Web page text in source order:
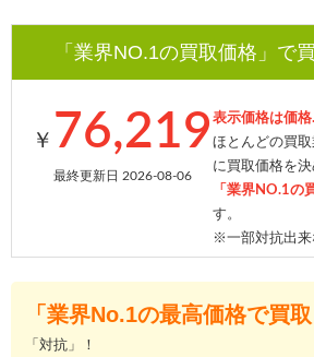
「業界NO.1の買取価格」で
￥ 76,219
最終更新日 2026-08-06
表示価格は価格
ほとんどの買
に買取価格を決
「業界NO.1の
す。
※一部対抗出来
「業界No.1の最高価格で買取
「対抗」！